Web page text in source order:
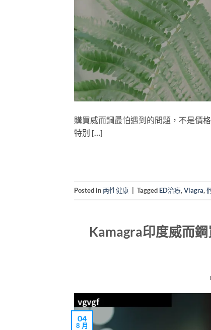
購買威而鋼最怕遇到的問題，不是價
特別 […]
Posted in两性健康 Tagged ED治療,Viagra,
Kamagra印度威而
04
8 月